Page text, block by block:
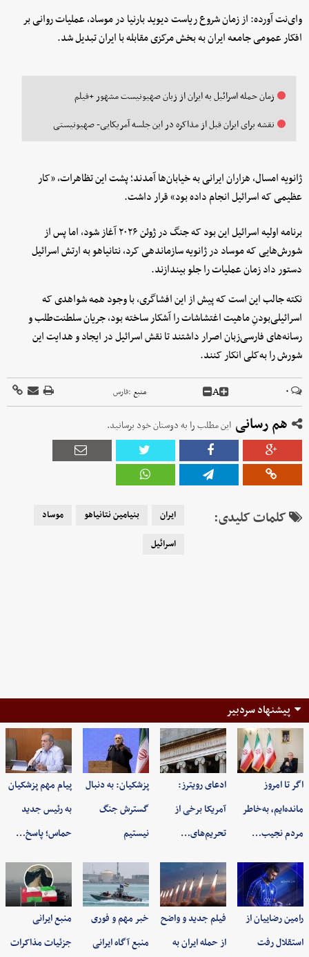
وای‌نت آورده: از زمان شروع ریاست دیوید بارنیا در موساد، عملیات روانی بر
افکار عمومی جامعه ایران به بخش مرکزی مقابله با ایران تبدیل شد.
زمان حمله اسرائیل به ایران از زبان صهیونیست مشهور +فیلم
نقشه برای ایران قبل از مذاکره در این جلسه آمریکایی- صهیونیستی
ژانویه امسال، هزاران ایرانی به خیابان‌ها آمدند؛ پشت این تظاهرات، «کار
عظیمی که اسرائیل انجام داده بود» قرار داشت.
برنامه اولیه اسرائیل این بود که جنگ در ژوئن ۲۰۲۶ آغاز شود، اما پس از
شورش‌هایی که موساد در ژانویه سازماندهی کرد، نتانیاهو به ارتش اسرائیل
دستور داد زمان عملیات را جلو بیندازند.
نکته جالب این است که پیش از این افشاگری، با وجود همه شواهدی که
اسرائیلی‌بودنِ ماهیت اغتشاشات را آشکار ساخته بود، جریان سلطنت‌طلب و
رسانه‌های فارسی‌زبان اصرار داشتند تا نقش اسرائیل در ایجاد و هدایت این
شورش را به‌کلی انکار کنند.
۰ A منبع :فارس
هم رسانی این مطلب را به دوستان خود برسانید.
کلمات کلیدی: ایران بنیامین نتانیاهو
موساد
اسرائیل
پیشنهاد سردبیر
اگر تا امروز
مانده‌ایم، به‌خاطر
مردم نجیب…
ادعای رویترز:
آمریکا برخی از
تحریم‌های…
پزشکیان: به‌ دنبال
گسترش جنگ
نیستیم
پیام مهم پزشکیان
به رئیس جدید
حماس؛ پاسخ…
رامین رضاییان از
استقلال رفت
فیلم جدید و واضح
از حمله ایران به
خبر مهم و فوری
منبع آگاه ایرانی
منبع ایرانی
جزئیات مذاکرات